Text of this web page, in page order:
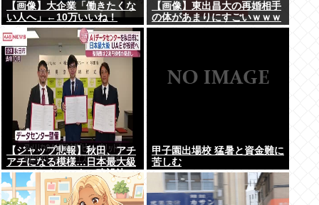
【画像】大企業「働きたくな
い人へ」←10万いいね！
【画像】東出昌大の再婚相手
の体があまりにすごいｗｗｗ
【ジャップ悲報】秋田、アチ
アチになる模様…日本最大級
のAIデータセンター建設決
定！整備費は2兆円！
甲子園出場校 猛暑と資金難に
苦しむ